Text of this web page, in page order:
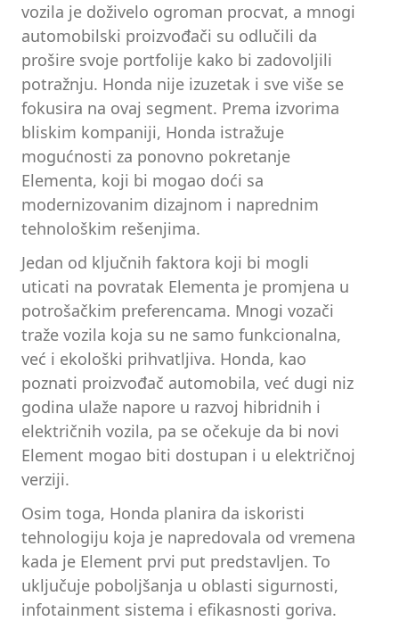
vozila je doživelo ogroman procvat, a mnogi
automobilski proizvođači su odlučili da
prošire svoje portfolije kako bi zadovoljili
potražnju. Honda nije izuzetak i sve više se
fokusira na ovaj segment. Prema izvorima
bliskim kompaniji, Honda istražuje
mogućnosti za ponovno pokretanje
Elementa, koji bi mogao doći sa
modernizovanim dizajnom i naprednim
tehnološkim rešenjima.
Jedan od ključnih faktora koji bi mogli
uticati na povratak Elementa je promjena u
potrošačkim preferencama. Mnogi vozači
traže vozila koja su ne samo funkcionalna,
već i ekološki prihvatljiva. Honda, kao
poznati proizvođač automobila, već dugi niz
godina ulaže napore u razvoj hibridnih i
električnih vozila, pa se očekuje da bi novi
Element mogao biti dostupan i u električnoj
verziji.
Osim toga, Honda planira da iskoristi
tehnologiju koja je napredovala od vremena
kada je Element prvi put predstavljen. To
uključuje poboljšanja u oblasti sigurnosti,
infotainment sistema i efikasnosti goriva.